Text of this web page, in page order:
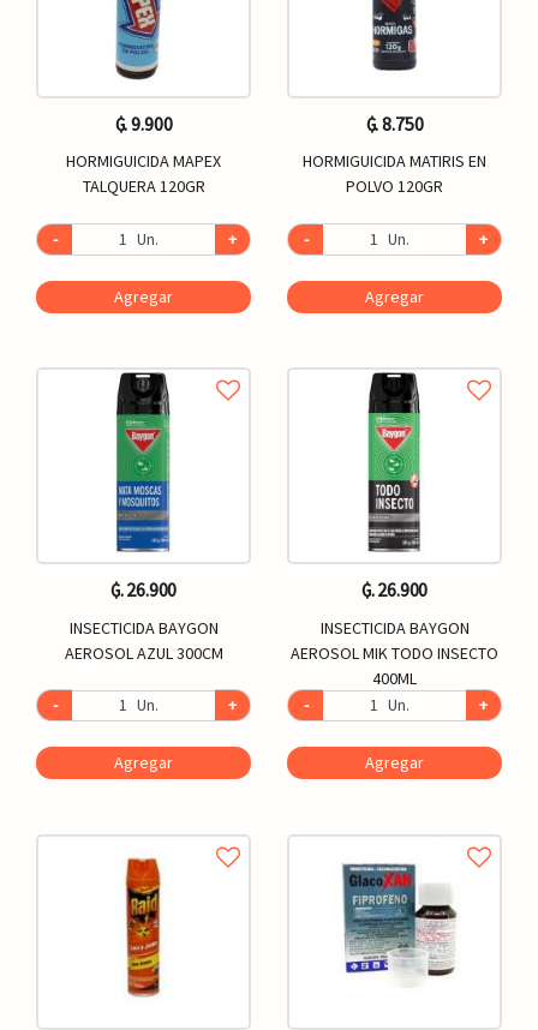
₲. 9.900
HORMIGUICIDA MAPEX
TALQUERA 120GR
- Un. +
Agregar
₲. 8.750
HORMIGUICIDA MATIRIS EN
POLVO 120GR
- Un. +
Agregar
₲. 26.900
INSECTICIDA BAYGON
AEROSOL AZUL 300CM
- Un. +
Agregar
₲. 26.900
INSECTICIDA BAYGON
AEROSOL MIK TODO INSECTO
400ML
-
Un. +
Agregar